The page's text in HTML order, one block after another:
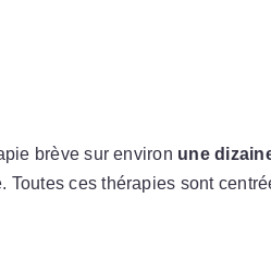
brève sur environ une
ces thérapies sont